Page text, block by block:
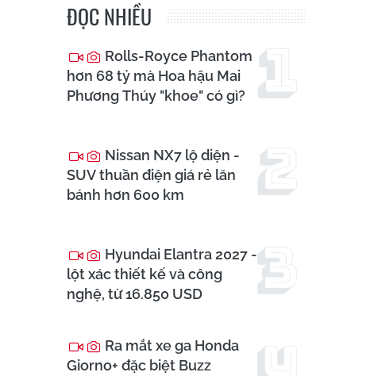
ĐỌC NHIỀU
Rolls-Royce Phantom
hơn 68 tỷ mà Hoa hậu Mai
Phương Thúy "khoe" có gì?
Nissan NX7 lộ diện -
SUV thuần điện giá rẻ lăn
bánh hơn 600 km
Hyundai Elantra 2027 -
lột xác thiết kế và công
nghệ, từ 16.850 USD
Ra mắt xe ga Honda
Giorno+ đặc biệt Buzz